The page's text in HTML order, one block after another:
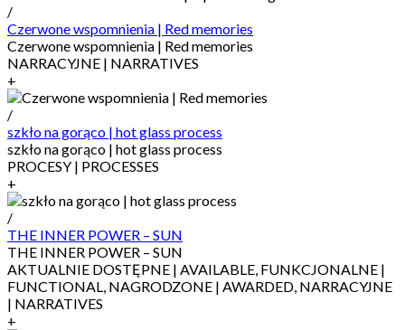
/
Czerwone wspomnienia | Red memories
Czerwone wspomnienia | Red memories
NARRACYJNE | NARRATIVES
+
/
szkło na gorąco | hot glass process
szkło na gorąco | hot glass process
PROCESY | PROCESSES
+
/
THE INNER POWER – SUN
THE INNER POWER – SUN
AKTUALNIE DOSTĘPNE | AVAILABLE, FUNKCJONALNE |
FUNCTIONAL, NAGRODZONE | AWARDED, NARRACYJNE
| NARRATIVES
+